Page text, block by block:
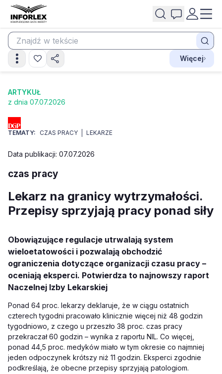
Więcej
ARTYKUŁ
z dnia 07.07.2026
TEMATY: CZAS PRACY LEKARZE
Data publikacji: 07.07.2026
czas pracy
Lekarz na granicy wytrzymałości.
Przepisy sprzyjają pracy ponad siły
Obowiązujące regulacje utrwalają system
wieloetatowości i pozwalają obchodzić
ograniczenia dotyczące organizacji czasu pracy –
oceniają eksperci. Potwierdza to najnowszy raport
Naczelnej Izby Lekarskiej
Ponad 64 proc. lekarzy deklaruje, że w ciągu ostatnich
czterech tygodni pracowało klinicznie więcej niż 48 godzin
tygodniowo, z czego u przeszło 38 proc. czas pracy
przekraczał 60 godzin – wynika z raportu NIL. Co więcej,
ponad 44,5 proc. medyków miało w tym okresie co najmniej
jeden odpoczynek krótszy niż 11 godzin. Eksperci zgodnie
podkreślają, że obecne przepisy sprzyjają patologiom.